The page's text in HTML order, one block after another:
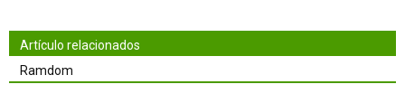
Artículo relacionados
Ramdom